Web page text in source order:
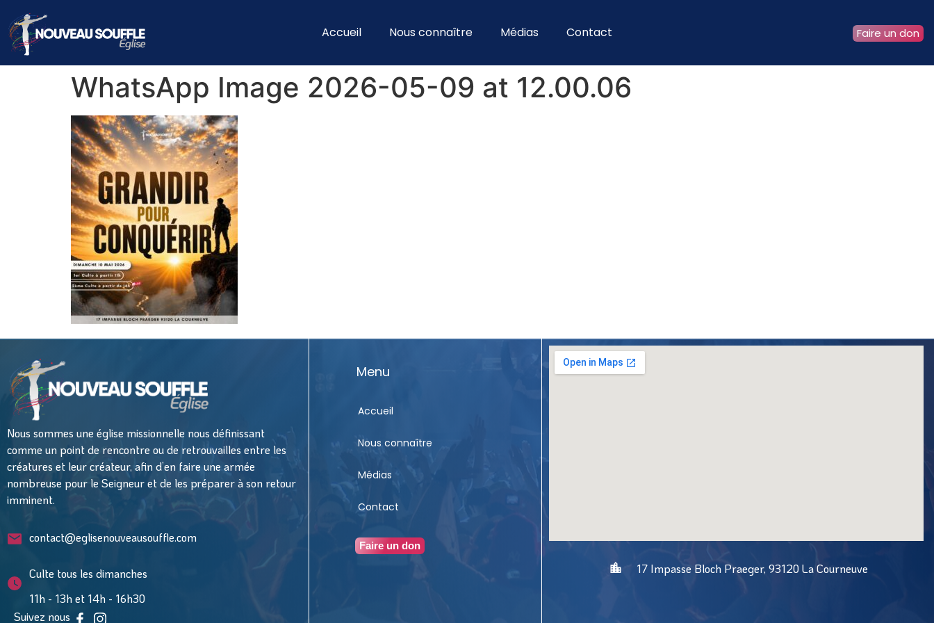
Accueil Nous connaître Médias Contact Faire un don
WhatsApp Image 2026-05-09 at 12.00.06
Nous sommes une église missionnelle nous définissant
comme un point de rencontre ou de retrouvailles entre les
créatures et leur créateur, afin d’en faire une armée
nombreuse pour le Seigneur et de les préparer à son retour
imminent.
contact@eglisenouveausouffle.com
Culte tous les dimanches
11h - 13h et 14h - 16h30
Suivez nous
Menu
Accueil
Nous connaître
Médias
Contact
Faire un don
17 Impasse Bloch Praeger, 93120 La Courneuve